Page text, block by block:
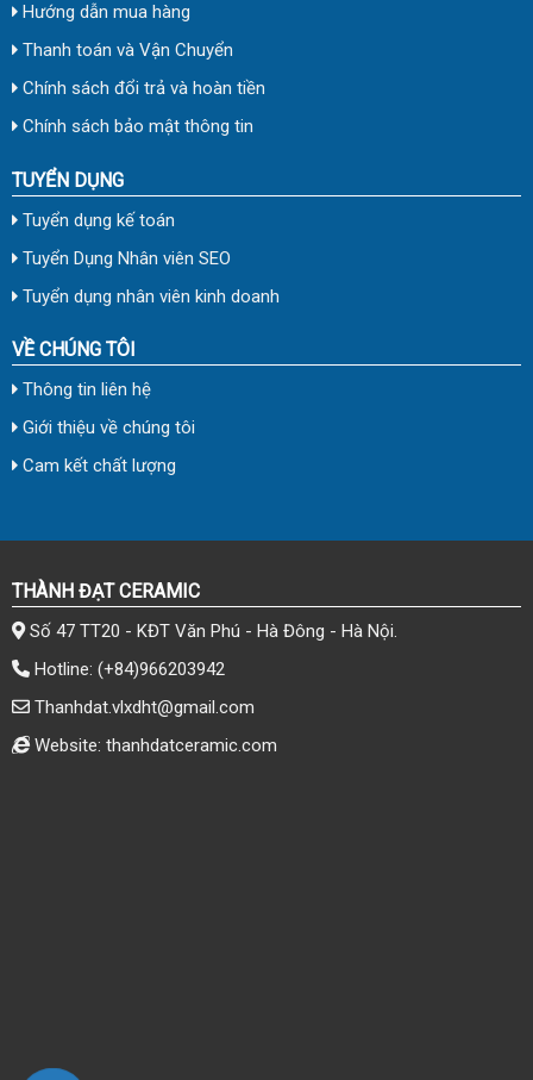
Hướng dẫn mua hàng
Thanh toán và Vận Chuyển
Chính sách đổi trả và hoàn tiền
Chính sách bảo mật thông tin
TUYỂN DỤNG
Tuyển dụng kế toán
Tuyển Dụng Nhân viên SEO
Tuyển dụng nhân viên kinh doanh
VỀ CHÚNG TÔI
Thông tin liên hệ
Giới thiệu về chúng tôi
Cam kết chất lượng
THÀNH ĐẠT CERAMIC
Số 47 TT20 - KĐT Văn Phú - Hà Đông - Hà Nội.
Hotline: (+84)966203942
Thanhdat.vlxdht@gmail.com
Website: thanhdatceramic.com